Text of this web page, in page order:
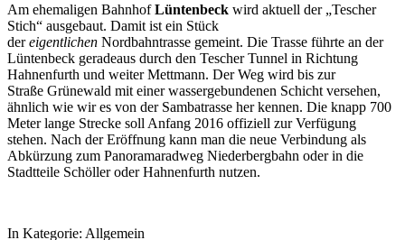
Am ehemaligen BahnhofLüntenbeck wird aktuell der „Tescher
Stich“ ausgebaut. Damit ist ein Stück
dereigentlichen Nordbahntrasse gemeint. Die Trasse führte an der
Lüntenbeck geradeaus durch den Tescher Tunnel in Richtung
Hahnenfurth und weiter Mettmann. Der Weg wird bis zur
Straße Grünewald mit einer wassergebundenen Schicht versehen,
ähnlich wie wir es von der Sambatrasse her kennen. Die knapp 700
Meter lange Strecke soll Anfang 2016 offiziell zur Verfügung
stehen. Nach der Eröffnung kann man die neue Verbindung als
Abkürzung zum Panoramaradweg Niederbergbahn oder in die
Stadtteile Schöller oder Hahnenfurth nutzen.
In Kategorie: Allgemein